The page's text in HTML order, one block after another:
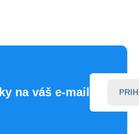
na váš e-mail